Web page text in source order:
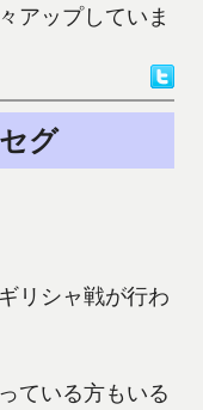
アップしていま
グ
リシャ戦が行わ
ている方もいる